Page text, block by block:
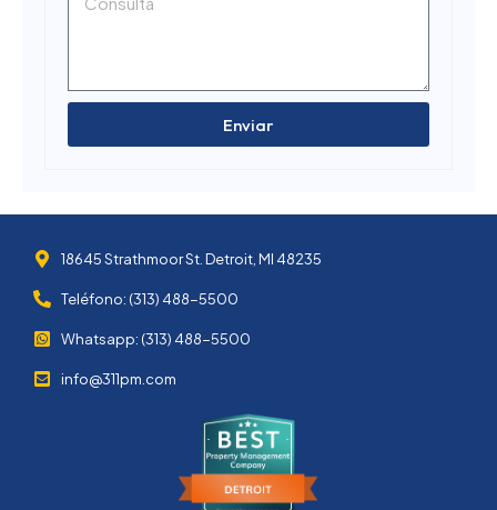
Enviar
18645 Strathmoor St. Detroit, MI 48235
Teléfono: (313) 488-5500
Whatsapp: (313) 488-5500
info@311pm.com